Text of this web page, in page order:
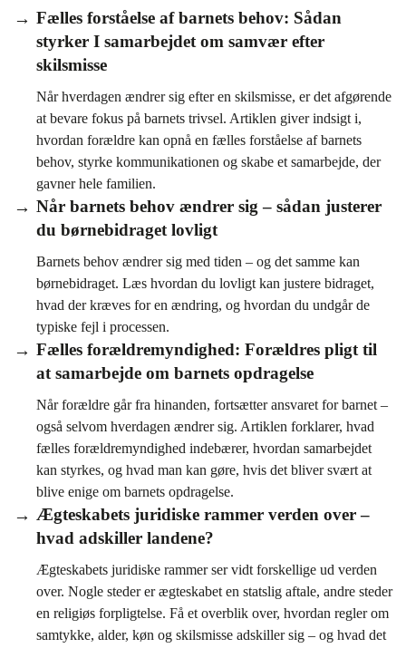
Fælles forståelse af barnets behov: Sådan
styrker I samarbejdet om samvær efter
skilsmisse
Når hverdagen ændrer sig efter en skilsmisse, er det afgørende
at bevare fokus på barnets trivsel. Artiklen giver indsigt i,
hvordan forældre kan opnå en fælles forståelse af barnets
behov, styrke kommunikationen og skabe et samarbejde, der
gavner hele familien.
Når barnets behov ændrer sig – sådan justerer
du børnebidraget lovligt
Barnets behov ændrer sig med tiden – og det samme kan
børnebidraget. Læs hvordan du lovligt kan justere bidraget,
hvad der kræves for en ændring, og hvordan du undgår de
typiske fejl i processen.
Fælles forældremyndighed: Forældres pligt til
at samarbejde om barnets opdragelse
Når forældre går fra hinanden, fortsætter ansvaret for barnet –
også selvom hverdagen ændrer sig. Artiklen forklarer, hvad
fælles forældremyndighed indebærer, hvordan samarbejdet
kan styrkes, og hvad man kan gøre, hvis det bliver svært at
blive enige om barnets opdragelse.
Ægteskabets juridiske rammer verden over –
hvad adskiller landene?
Ægteskabets juridiske rammer ser vidt forskellige ud verden
over. Nogle steder er ægteskabet en statslig aftale, andre steder
en religiøs forpligtelse. Få et overblik over, hvordan regler om
samtykke, alder, køn og skilsmisse adskiller sig – og hvad det